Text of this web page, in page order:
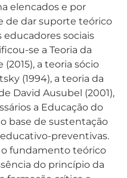
elencados e por
de dar suporte teórico
sociais
se a Teoria da
a teoria sócio
(1994), a teoria da
David Ausubel (2001),
a Educação do
base de sustentação
preventivas.
fundamento teórico
do princípio da